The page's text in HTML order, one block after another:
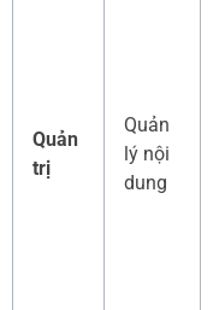
Quản
trị
Quản
lý nội
dung